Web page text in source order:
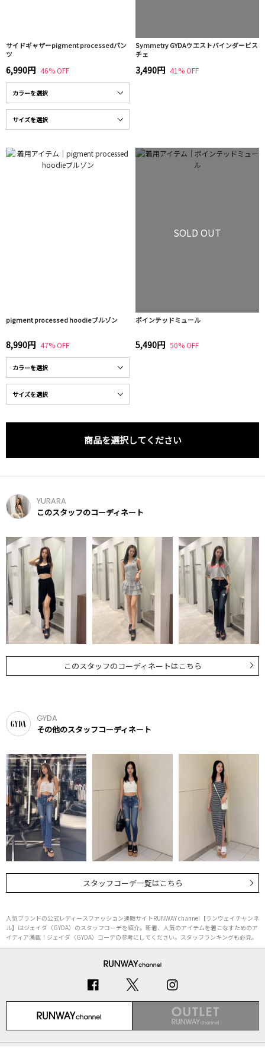
サイドギャザーpigment processedパン
ツ
6,990円 46% OFF
Symmetry GYDAウエストバインダービス
チェ
3,490円 41% OFF
pigment processed hoodieブルゾン
8,990円 47% OFF
SOLD OUT
ポインテッドミュール
5,490円 50% OFF
商品を選択してください
YURARA
このスタッフのコーディネート
このスタッフのコーディネートはこちら
GYDA
その他のスタッフコーディネート
スタッフコーデ一覧はこちら
人気ブランドの公式レディースファッション通販サイトRUNWAY channel【ランウェイチャンネ
ル】はジェイダ（GYDA）のスタッフコーデを紹介。新着、人気のアイテムを着こなすためのア
イディア満載！ジェイダ（GYDA）コーデの参考にしてください。スタッフランキングも必見。